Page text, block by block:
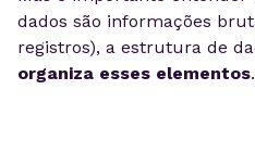
dados são informações
registros), a estrutura de
organiza esses elementos.